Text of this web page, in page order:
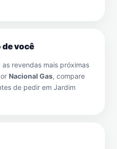
de você
revendas mais próximas
Nacional Gas, compare
de pedir em Jardim